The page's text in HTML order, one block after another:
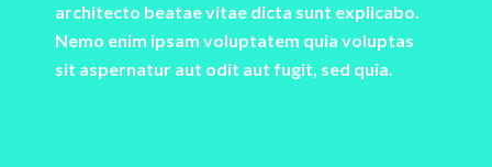
architecto beatae vitae dicta sunt explicabo.
Nemo enim ipsam voluptatem quia voluptas
sit aspernatur aut odit aut fugit, sed quia.